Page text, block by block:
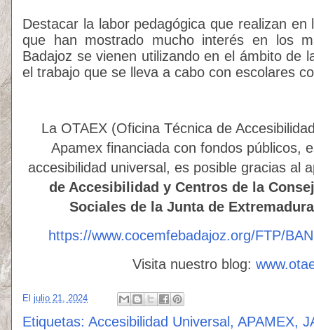
Destacar la labor pedagógica que realizan
que han mostrado mucho interés en los
Badajoz se vienen utilizando en el ámbito de
el trabajo que se lleva a cabo con escolares
La OTAEX (Oficina Técnica de
Apamex financiada con fondos públicos,
accesibilidad universal, es posible gracias al
de Accesibilidad y Centros de la
Sociales de la Junta de
https://www.cocemfebadajoz.org/FTP/
Visita nuestro blog:
El julio 21, 2024
Etiquetas: Accesibilidad Universal , APAMEX,